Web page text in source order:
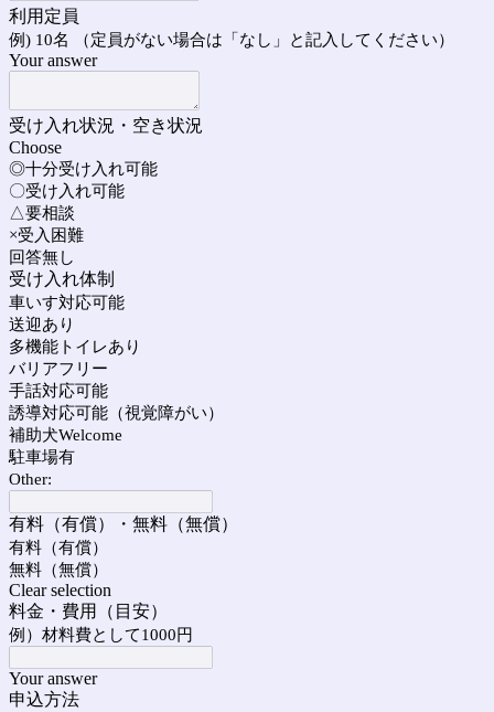
利用定員
例) 10名 （定員がない場合は「なし」と記入してください）
Your answer
受け入れ状況・空き状況
Choose
◎十分受け入れ可能
〇受け入れ可能
△要相談
×受入困難
回答無し
受け入れ体制
車いす対応可能
送迎あり
多機能トイレあり
バリアフリー
手話対応可能
誘導対応可能（視覚障がい）
補助犬Welcome
駐車場有
Other:
有料（有償）・無料（無償）
有料（有償）
無料（無償）
Clear selection
料金・費用（目安）
例）材料費として1000円
Your answer
申込方法